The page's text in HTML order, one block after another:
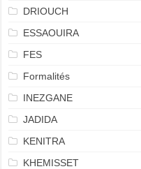
DRIOUCH
ESSAOUIRA
FES
Formalités
INEZGANE
JADIDA
KENITRA
KHEMISSET